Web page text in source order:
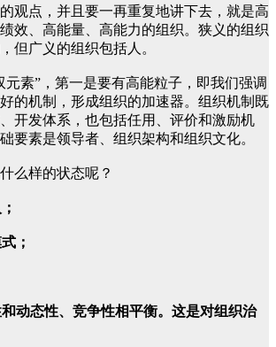
观点，并且要一再重复地讲下去，就是高
效、高能量、高能力的组织。狭义的组织
但广义的组织包括人。
元素”，第一是要有高能粒子，即我们强调
的机制，形成组织的加速器。组织机制既
开发体系，也包括任用、评价和激励机
要素是领导者、组织架构和组织文化。
么样的状态呢？
；
动态性、竞争性相平衡。这是对组织治